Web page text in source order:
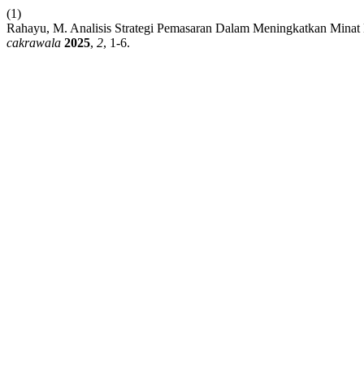
(1)
Rahayu, M. Analisis Strategi Pemasaran Dalam Meningkatkan
cakrawala 2025, 2, 1-6.